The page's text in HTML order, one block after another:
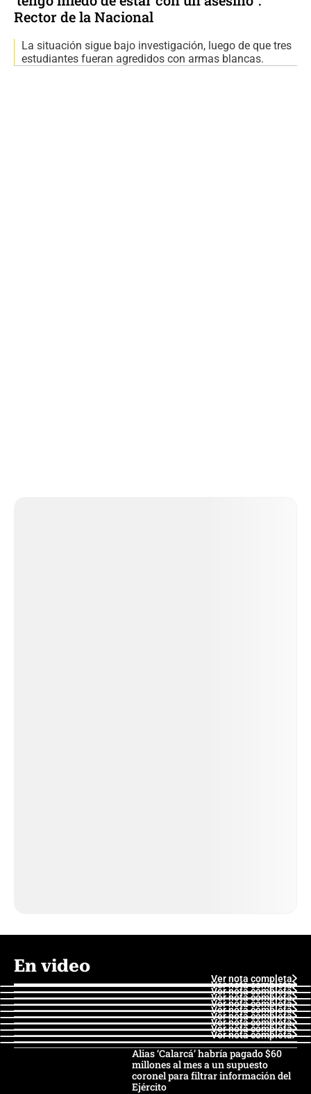
Rector de la Nacional
La situación sigue bajo investigación, luego de que tres
estudiantes fueran agredidos con armas blancas.
En video
Ver nota completa
Ver nota completa
Ver nota completa
Ver nota completa
Ver nota completa
Ver nota completa
Ver nota completa
Ver nota completa
Ver nota completa
Ver nota completa
Alias ‘Calarcá’ habría pagado $60
millones al mes a un supuesto
coronel para filtrar información del
Ejército